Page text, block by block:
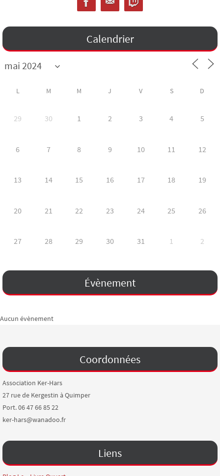
Calendrier
L M M J V S D
29 30 1 2 3 4 5
6 7 8 9 10 11 12
13 14 15 16 17 18 19
20 21 22 23 24 25 26
27 28 29 30 31 1 2
Évènement
Aucun évènement
Coordonnées
Association Ker-Hars
27 rue de Kergestin à Quimper
Port. 06 47 66 85 22
ker-hars@wanadoo.fr
Liens